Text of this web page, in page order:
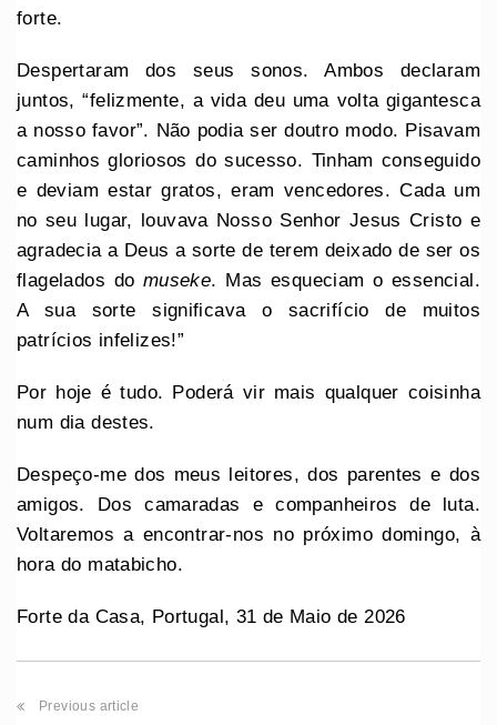
forte.
Despertaram dos seus sonos. Ambos declaram
juntos, “felizmente, a vida deu uma volta gigantesca
a nosso favor”. Não podia ser doutro modo. Pisavam
caminhos gloriosos do sucesso. Tinham conseguido
e deviam estar gratos, eram vencedores. Cada um
no seu lugar, louvava Nosso Senhor Jesus Cristo e
agradecia a Deus a sorte de terem deixado de ser os
flagelados do museke. Mas esqueciam o essencial.
A sua sorte significava o sacrifício de muitos
patrícios infelizes!”
Por hoje é tudo. Poderá vir mais qualquer coisinha
num dia destes.
Despeço-me dos meus leitores, dos parentes e dos
amigos. Dos camaradas e companheiros de luta.
Voltaremos a encontrar-nos no próximo domingo, à
hora do matabicho.
Forte da Casa, Portugal, 31 de Maio de 2026
Previous article